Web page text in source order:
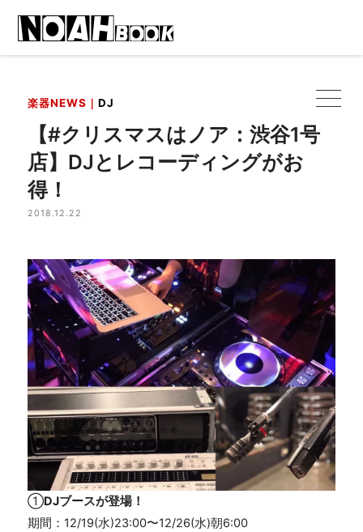
楽器NEWS｜DJ
【#クリスマスはノア：渋谷1号
店】DJとレコーディングがお
得！
2018.12.22
①DJブースが登場！
期間：12/19(水)23:00〜12/26(水)朝6:00